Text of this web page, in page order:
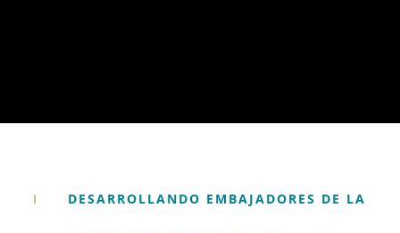
DESARROLLANDO EMBAJADORES DE LA